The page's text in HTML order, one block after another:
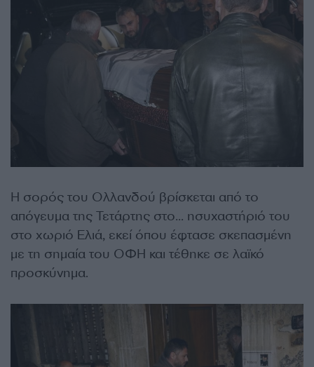
Η σορός του Ολλανδού βρίσκεται από το
απόγευμα της Τετάρτης στο… ησυχαστήριό του
στο χωριό Ελιά, εκεί όπου έφτασε σκεπασμένη
με τη σημαία του ΟΦΗ και τέθηκε σε λαϊκό
προσκύνημα.